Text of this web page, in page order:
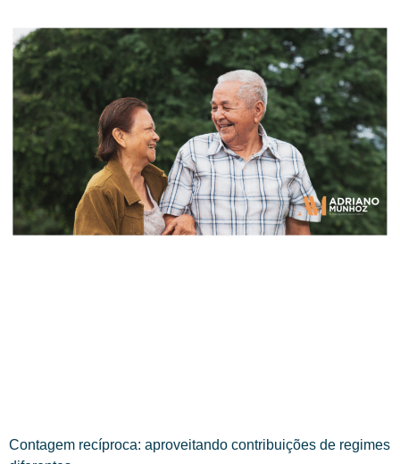
Contagem recíproca: aproveitando contribuições de regimes